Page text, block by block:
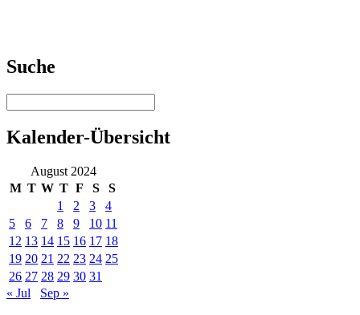
Suche
Kalender-Übersicht
August 2024
M T W T F S
S
1
2 3
4
5
6 7 8 9 10 11
12 13 14 15 16 17 18
19 20 21 22 23 24 25
26 27 28 29 30 31
« Jul
Sep »